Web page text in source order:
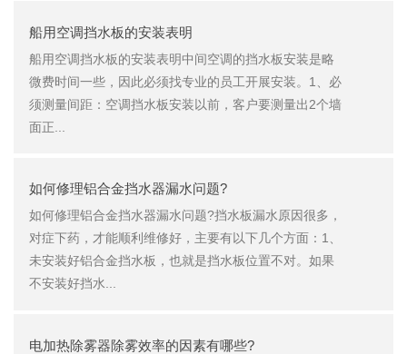
船用空调挡水板的安装表明
船用空调挡水板的安装表明中间空调的挡水板安装是略
微费时间一些，因此必须找专业的员工开展安装。1、必
须测量间距：空调挡水板安装以前，客户要测量出2个墙
面正...
如何修理铝合金挡水器漏水问题?
如何修理铝合金挡水器漏水问题?挡水板漏水原因很多，
对症下药，才能顺利维修好，主要有以下几个方面：1、
未安装好铝合金挡水板，也就是挡水板位置不对。如果
不安装好挡水...
电加热除雾器除雾效率的因素有哪些?